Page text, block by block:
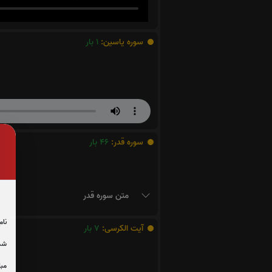
سوره یاسین: 1 بار
سوره قدر: 46 بار
متن سوره قدر
آیت الکرسی: 7 بار